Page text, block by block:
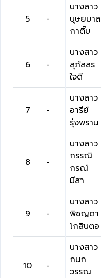
5 -
นางสาว
บุษยมาส
กาติ๊บ
6 -
นางสาว
สุภัสสร
ใจดี
7 -
นางสาว
อารีย์
รุ่งพราน
8 -
นางสาว
กรรณิ
กรณ์
มีสา
9 -
นางสาว
พิชญดา
โกสินตอ
10 -
นางสาว
กนก
วรรณ